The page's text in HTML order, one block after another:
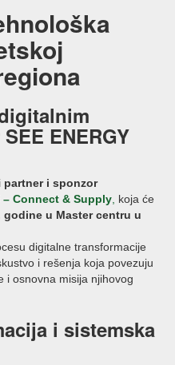
ENERGY
partner i sponzor
– Connect & Supply, koja će
godine u Master centru u
digitalne transformacije
i rešenja koja povezuju
i osnovna misija njihovog
i sistemska